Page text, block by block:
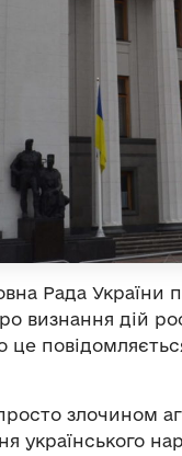
Рада України
визнання дій
це
злочином
українського